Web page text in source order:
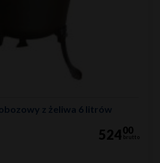
z żeliwa 6 litrów
52400
brutto